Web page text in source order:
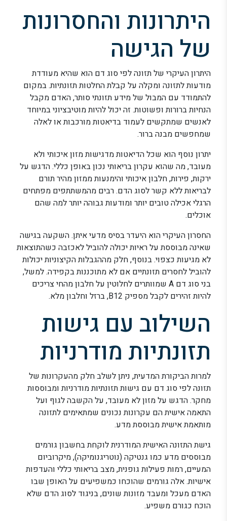
היתרונות והחסרונות
של הגישה
היתרון העיקרי של תזונה לפי סוג דם הוא שהיא מעודדת
מודעות לתזונה ומקלה על קבלת החלטות תזונתיות. במקום
להתמודד עם המבול של מידע תזונתי סותר, האדם מקבל
הנחיות ברורות ופשוטות. זה יכול להיות מוטיבציוני במיוחד
לאנשים שמתקשים לעמוד בדיאטות מורכבות או לאלה
שמחפשים מבנה ברור.
יתרון נוסף הוא שכל הדיאטות מדגישות מזון איכותי ולא
מעובד, מה שהוא עקרון בריאותי נכון באופן כללי. הדגש על
ירקות, פירות, חלבון איכותי והימנעות ממזון מהיר תורם
לבריאות ללא קשר לסוג הדם. רבים מהמשתתפים מפתחים
הרגלי אכילה טובים יותר ומודעות גבוהה יותר למה שהם
אוכלים.
החסרון העיקרי הוא היעדר בסיס מדעי איתן. השקעה בגישה
שאינה מבוססת על ראיות יכולה להוביל לאכזבה כשהתוצאות
לא מגיעות כצפוי. בנוסף, חלק מההגבלות הקיצוניות יכולות
להוביל לחסרים תזונתיים אם לא מתוכננות בקפידה. למשל,
בני סוג דם A שמוותרים לחלוטין על חלבון מהחי צריכים
להיות זהירים לקבל מספיק B12, ברזל וחלבון מלא.
השילוב עם גישות
תזונתיות מודרניות
למרות הביקורת המדעית, ניתן לשלב חלק מהעקרונות של
תזונה לפי סוג דם עם גישות תזונתיות מודרניות ומבוססות
מחקר. הדגש על מזון לא מעובד, על הקשבה לגוף ועל
התאמה אישית הם עקרונות נכונים שמתאימים לתזונה
מותאמת אישית מבוססת מדע.
גישת התזונה האישית המודרנית לוקחת בחשבון גורמים
מבוססים מדע כמו גנטיקה (נוטריגנומיקה), מיקרוביום
המעיים, רמות פעילות גופנית, מצב בריאותי כללי והעדפות
אישיות. אלה גורמים שהוכחו כמשפיעים על האופן שבו
האדם מעכל ומעבד מזונות שונים, בניגוד לסוג הדם שלא
הוכח כגורם משפיע.